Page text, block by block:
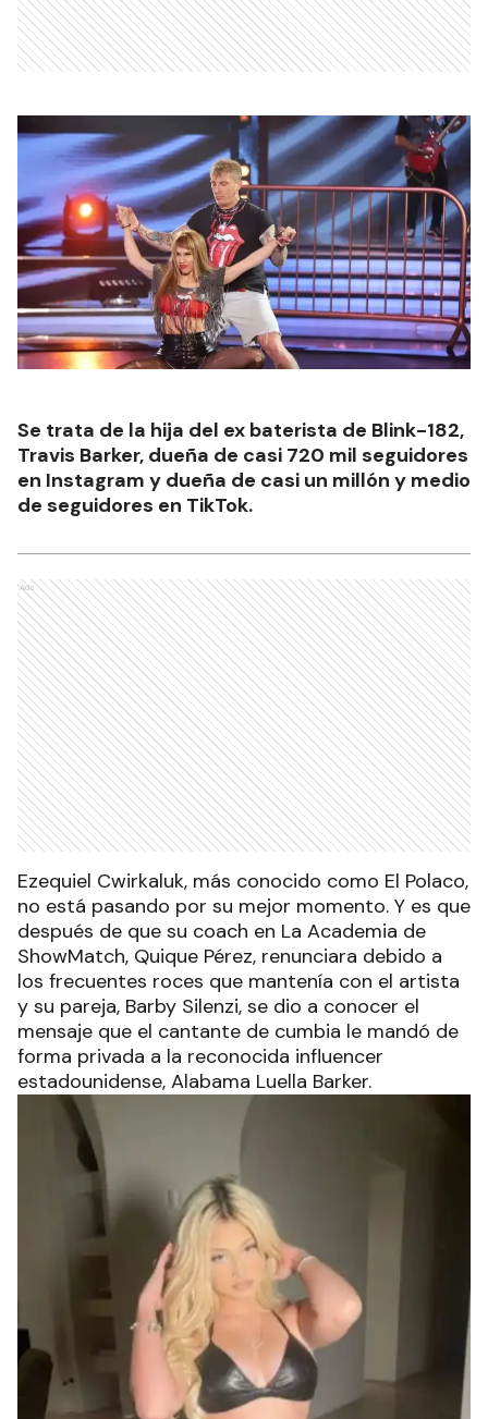
Se trata de la hija del ex baterista de Blink-182,
Travis Barker, dueña de casi 720 mil seguidores
en Instagram y dueña de casi un millón y medio
de seguidores en TikTok.
Ads
Ezequiel Cwirkaluk, más conocido como El Polaco,
no está pasando por su mejor momento. Y es que
después de que su coach en La Academia de
ShowMatch, Quique Pérez, renunciara debido a
los frecuentes roces que mantenía con el artista
y su pareja, Barby Silenzi, se dio a conocer el
mensaje que el cantante de cumbia le mandó de
forma privada a la reconocida influencer
estadounidense, Alabama Luella Barker.